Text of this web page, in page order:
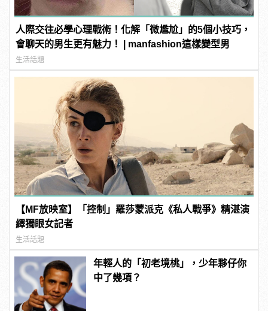
人際交往必學心理戰術！化解「微尷尬」的5個小技巧，
會聊天的男生更有魅力！ | manfashion這樣變型男
生活話題
【MF放映室】「控制」羅莎蒙派克《私人戰爭》精湛演
繹獨眼女記者
生活話題
年輕人的「初老境桃」，少年夥仔你
中了幾項？